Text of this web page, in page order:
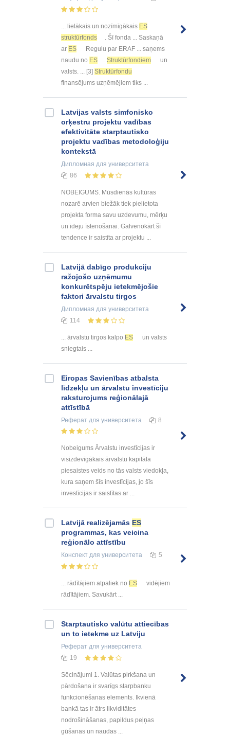
... lielākais un nozīmīgākais ES
struktūrfonds
. Šī fonda ... Saskaņā
ar ES
Regulu par ERAF ... saņems
naudu no ES Struktūrfondiem
un
valsts. ... [3] Struktūrfondu
finansējums uzņēmējiem tiks ...
Latvijas valsts simfonisko
orķestru projektu vadības
efektivitāte starptautisko
projektu vadības metodoloģiju
kontekstā
Дипломная для университета
86
NOBEIGUMS. Mūsdienās kultūras
nozarē arvien biežāk tiek pielietota
projekta forma savu uzdevumu, mērķu
un ideju īstenošanai. Galvenokārt šī
tendence ir saistīta ar projektu ...
Latvijā dabīgo produkciju
ražojošo uzņēmumu
konkurētspēju ietekmējošie
faktori ārvalstu tirgos
Дипломная для университета
114
... ārvalstu tirgos kalpo ES
un valsts
sniegtais ...
Eiropas Savienības atbalsta
līdzekļu un ārvalstu investīciju
raksturojums reģionālajā
attīstībā
Реферат для университета 8
Nobeigums Ārvalstu investīcijas ir
visizdevīgākais ārvalstu kapitāla
piesaistes veids no tās valsts viedokļa,
kura saņem šīs investīcijas, jo šīs
investīcijas ir saistītas ar ...
Latvijā realizējamās ES
programmas, kas veicina
reģionālo attīstību
Конспект для университета 5
... rādītājiem atpaliek no ES
vidējiem
rādītājiem. Savukārt ...
Starptautisko valūtu attiecības
un to ietekme uz Latviju
Реферат для университета
19
Sēcinājumi 1. Valūtas pirkšana un
pārdošana ir svarīgs starpbanku
funkcionēšanas elements. Ikvienā
bankā tas ir ātrs likviditātes
nodrošināšanas, papildus peļņas
gūšanas un naudas ...